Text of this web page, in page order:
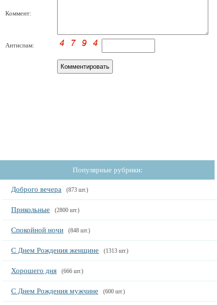
Коммент:
Антиспам:
Популярные рубрики:
Доброго вечера (873 шт.)
Прикольные (2800 шт.)
Спокойной ночи (848 шт.)
С Днем Рождения женщине (1313 шт.)
Хорошего дня (666 шт.)
С Днем Рождения мужчине (600 шт.)